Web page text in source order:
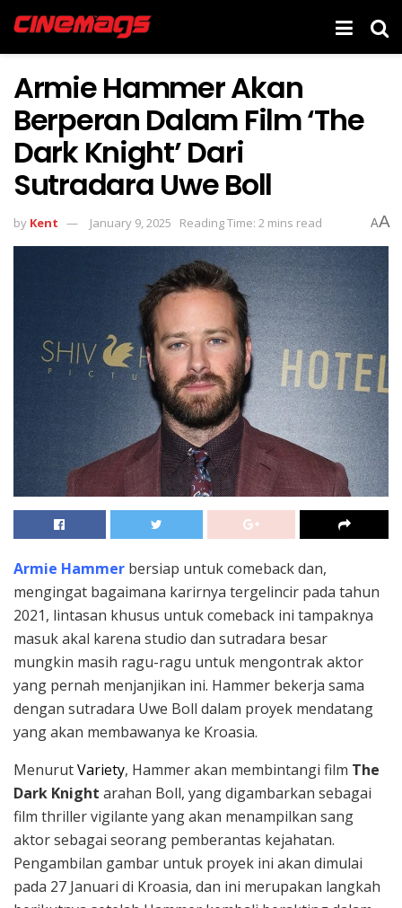
Armie Hammer Akan
Berperan Dalam Film ‘The
Dark Knight’ Dari
Sutradara Uwe Boll
by Kent January 9, 2025 Reading Time: 2 mins read AA
Armie Hammer bersiap untuk comeback dan,
mengingat bagaimana karirnya tergelincir pada tahun
2021, lintasan khusus untuk comeback ini tampaknya
masuk akal karena studio dan sutradara besar
mungkin masih ragu-ragu untuk mengontrak aktor
yang pernah menjanjikan ini. Hammer bekerja sama
dengan sutradara Uwe Boll dalam proyek mendatang
yang akan membawanya ke Kroasia.
MenurutVariety, Hammer akan membintangi film The
Dark Knight arahan Boll, yang digambarkan sebagai
film thriller vigilante yang akan menampilkan sang
aktor sebagai seorang pemberantas kejahatan.
Pengambilan gambar untuk proyek ini akan dimulai
pada 27 Januari di Kroasia, dan ini merupakan langkah